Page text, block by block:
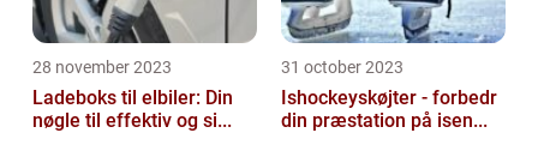
28 november 2023
Ladeboks til elbiler: Din
nøgle til effektiv og si...
31 october 2023
Ishockeyskøjter - forbedr
din præstation på isen...